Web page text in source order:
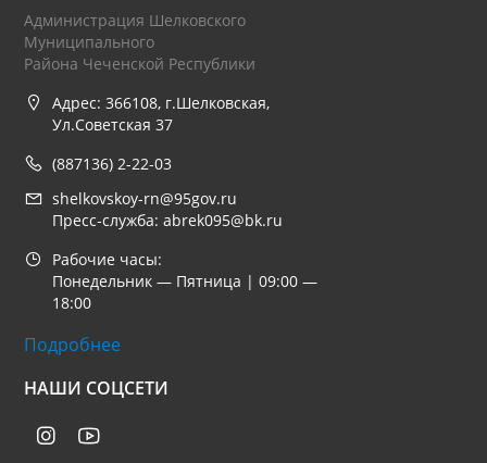
Администрация Шелковского
Муниципального
Района Чеченской Республики
Адрес: 366108, г.Шелковская,
Ул.Советская 37
(887136) 2-22-03
shelkovskoy-rn@95gov.ru
Пресс-служба: abrek095@bk.ru
Рабочие часы:
Понедельник — Пятница | 09:00 —
18:00
Подробнее
НАШИ СОЦСЕТИ